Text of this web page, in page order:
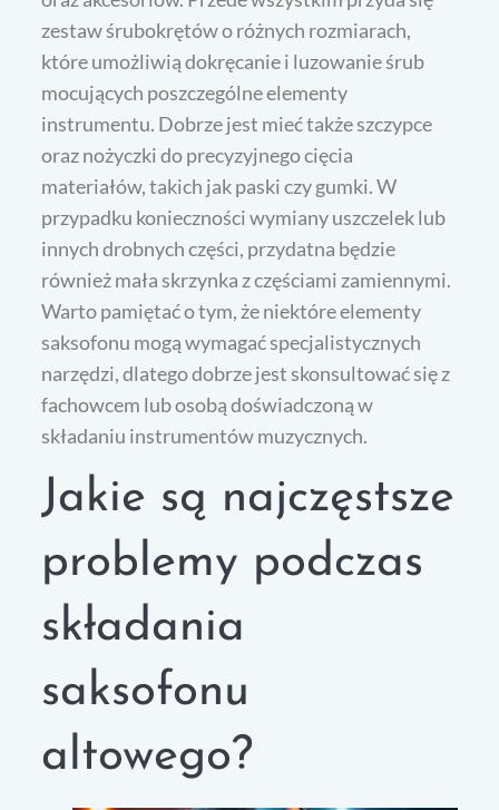
zestaw śrubokrętów o różnych rozmiarach,
które umożliwią dokręcanie i luzowanie śrub
mocujących poszczególne elementy
instrumentu. Dobrze jest mieć także szczypce
oraz nożyczki do precyzyjnego cięcia
materiałów, takich jak paski czy gumki. W
przypadku konieczności wymiany uszczelek lub
innych drobnych części, przydatna będzie
również mała skrzynka z częściami zamiennymi.
Warto pamiętać o tym, że niektóre elementy
saksofonu mogą wymagać specjalistycznych
narzędzi, dlatego dobrze jest skonsultować się z
fachowcem lub osobą doświadczoną w
składaniu instrumentów muzycznych.
Jakie są najczęstsze
problemy podczas
składania
saksofonu
altowego?